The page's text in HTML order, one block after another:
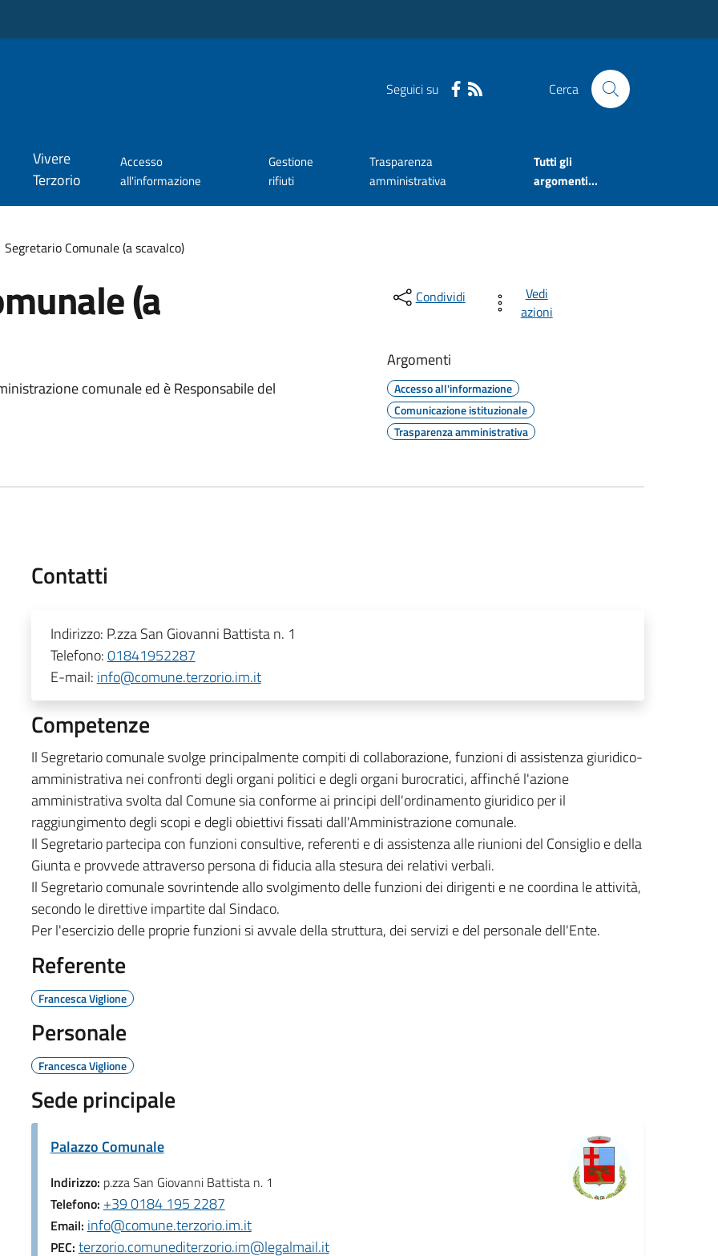
Seguici su Cerca
Vivere
Terzorio
Accesso
all'informazione
Gestione
rifiuti
Trasparenza
amministrativa
Tutti gli
argomenti...
Segretario Comunale (a scavalco)
(a
comunale ed è Responsabile del
Condividi
Vedi
azioni
Argomenti
Accesso all'informazione
Comunicazione istituzionale
Trasparenza amministrativa
Contatti
Indirizzo: P.zza San Giovanni Battista n. 1
Telefono:01841952287
E-mail: info@comune.terzorio.im.it
Competenze
Il Segretario comunale svolge principalmente compiti di collaborazione, funzioni di assistenza giuridico-
amministrativa nei confronti degli organi politici e degli organi burocratici, affinché l'azione
amministrativa svolta dal Comune sia conforme ai principi dell'ordinamento giuridico per il
raggiungimento degli scopi e degli obiettivi fissati dall'Amministrazione comunale.
Il Segretario partecipa con funzioni consultive, referenti e di assistenza alle riunioni del Consiglio e della
Giunta e provvede attraverso persona di fiducia alla stesura dei relativi verbali.
Il Segretario comunale sovrintende allo svolgimento delle funzioni dei dirigenti e ne coordina le attività,
secondo le direttive impartite dal Sindaco.
Per l'esercizio delle proprie funzioni si avvale della struttura, dei servizi e del personale dell'Ente.
Referente
Francesca Viglione
Personale
Francesca Viglione
Sede principale
Palazzo Comunale
Indirizzo: p.zza San Giovanni Battista n. 1
Telefono: +39 0184 195 2287
Email: info@comune.terzorio.im.it
PEC: terzorio.comunediterzorio.im@legalmail.it